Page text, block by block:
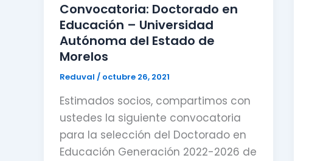
Convocatoria: Doctorado en
Educación – Universidad
Autónoma del Estado de
Morelos
Reduval / octubre 26, 2021
Estimados socios, compartimos con
ustedes la siguiente convocatoria
para la selección del Doctorado en
Educación Generación 2022-2026 de